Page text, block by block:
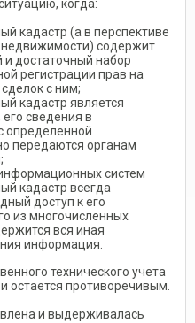
когда:
кадастр (а в перспективе
недвижимости) содержит
достаточный набор
регистрации прав на
с ним;
кадастр является
сведения в
определенной
передаются органам
систем
кадастр всегда
доступ к его
из многочисленных
вся иная
информация.
технического учета
остается противоречивым.
и выдерживалась